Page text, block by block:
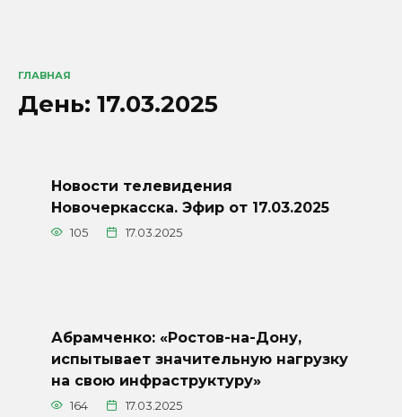
ГЛАВНАЯ
День: 17.03.2025
Новости телевидения
Новочеркасска. Эфир от 17.03.2025
105 17.03.2025
Абрамченко: «Ростов-на-Дону,
испытывает значительную нагрузку
на свою инфраструктуру»
164 17.03.2025